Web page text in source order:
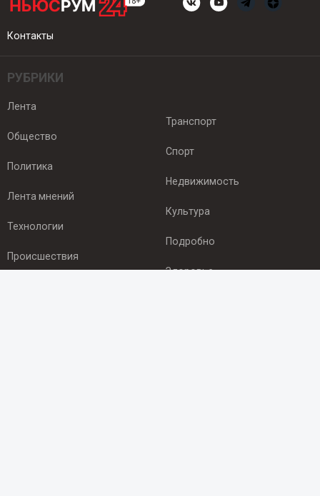
Контакты
РУБРИКИ
Лента
Общество
Политика
Лента мнений
Технологии
Происшествия
Транспорт
Спорт
Недвижимость
Культура
Подробно
Здоровье